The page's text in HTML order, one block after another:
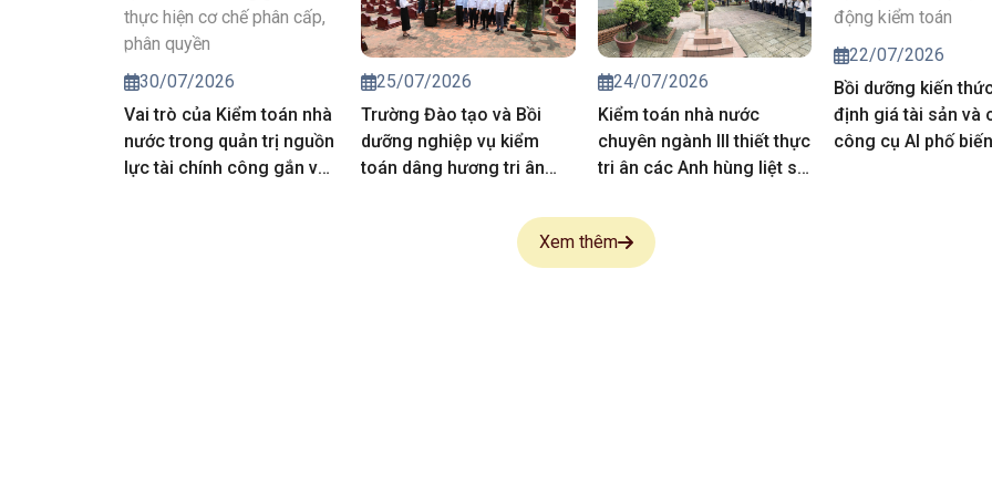
30/07/2026
Vai trò của Kiểm toán nhà
nước trong quản trị nguồn
lực tài chính công gắn với
25/07/2026
Trường Đào tạo và Bồi
dưỡng nghiệp vụ kiểm
toán dâng hương tri ân
24/07/2026
Kiểm toán nhà nước
chuyên ngành III thiết thực
tri ân các Anh hùng liệt sĩ,
22/07/2026
Bồi dưỡng kiến
định giá tài sản và
công cụ AI phố
Xem thêm